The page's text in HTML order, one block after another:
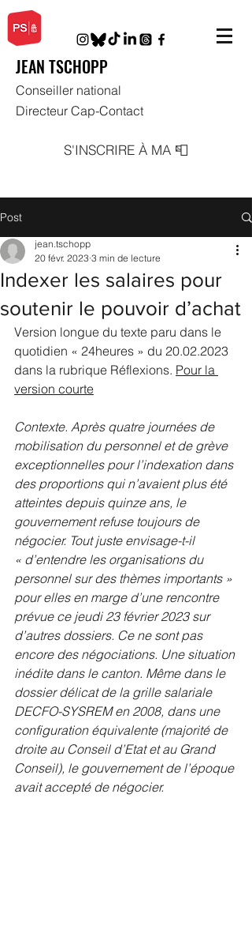
JEAN TSCHOPP
Conseiller national
Directeur Cap-Contact
S'INSCRIRE À MA 📮
Post
Indexer les salaires pour
soutenir le pouvoir d’achat
jean.tschopp
20 févr. 2023 3 min de lecture
Version longue du texte paru dans le
quotidien « 24heures » du 20.02.2023
dans la rubrique Réflexions. Pour la
version courte
Contexte. Après quatre journées de
mobilisation du personnel et de grève
exceptionnelles pour l’indexation dans
des proportions qui n’avaient plus été
atteintes depuis quinze ans, le
gouvernement refuse toujours de
négocier. Tout juste envisage-t-il
« d’entendre les organisations du
personnel sur des thèmes importants »
pour elles en marge d’une rencontre
prévue ce jeudi 23 février 2023 sur
d’autres dossiers. Ce ne sont pas
encore des négociations. Une situation
inédite dans le canton. Même dans le
dossier délicat de la grille salariale
DECFO-SYSREM en 2008, dans une
configuration équivalente (majorité de
droite au Conseil d’Etat et au Grand
Conseil), le gouvernement de l’époque
avait accepté de négocier.